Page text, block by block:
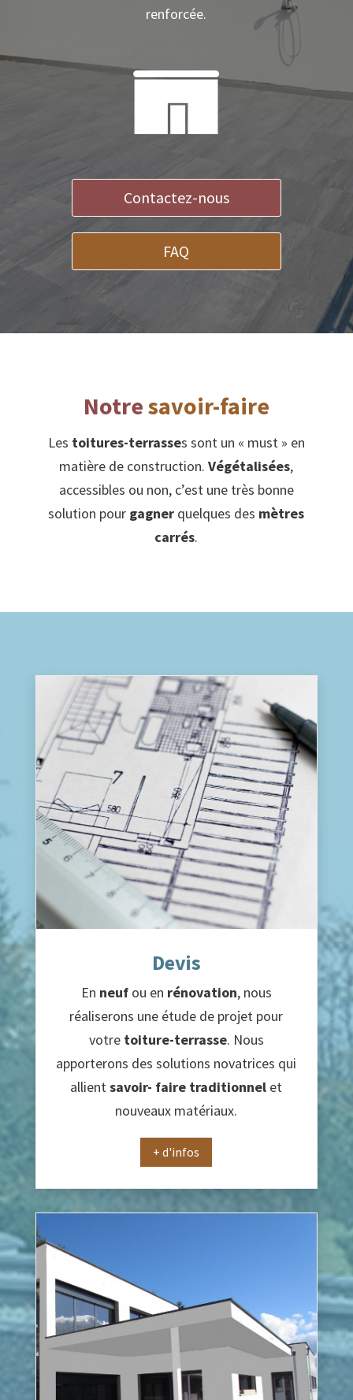
renforcée.
Contactez-nous
FAQ
Notresavoir-faire
Les toitures-terrasses sont un « must » en
matière de construction. Végétalisées,
accessibles ou non, c’est une très bonne
solution pour gagner quelques des mètres
carrés.
Devis
En neufou en rénovation, nous
réaliserons une étude de projet pour
votre toiture-terrasse. Nous
apporterons des solutions novatrices qui
allientsavoir- faire traditionnel et
nouveaux matériaux.
+ d'infos